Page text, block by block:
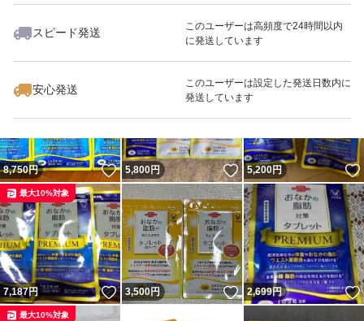
スピード発送
このユーザーは高頻度で24時間以内
に発送しています
安心発送
このユーザーは設定した発送日数内に
発送しています
いいね！
2,800
8,750円 いいね！
5,800円 いいね！
5,200円
7,187円 いいね！
最大10%対象
3,500円 いいね！
2,699円
最大10%対象